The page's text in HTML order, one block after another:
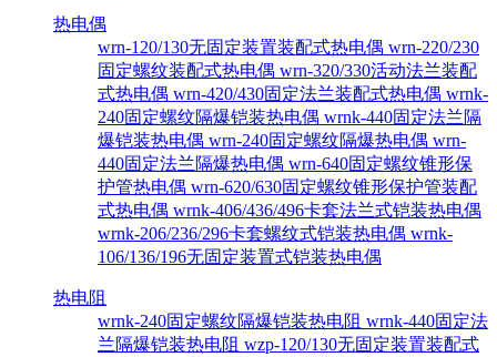
热电偶
wrn-120/130无固定装置装配式热电偶 wrn-220/230
固定螺纹装配式热电偶 wrn-320/330活动法兰装配
式热电偶 wrn-420/430固定法兰装配式热电偶 wrnk-
240固定螺纹隔爆铠装热电偶 wrnk-440固定法兰隔
爆铠装热电偶 wrn-240固定螺纹隔爆热电偶 wrn-
440固定法兰隔爆热电偶 wrn-640固定螺纹锥形保
护管热电偶 wrn-620/630固定螺纹锥形保护管装配
式热电偶 wrnk-406/436/496卡套法兰式铠装热电偶
wrnk-206/236/296卡套螺纹式铠装热电偶 wrnk-
106/136/196无固定装置式铠装热电偶
热电阻
wrnk-240固定螺纹隔爆铠装热电阻 wrnk-440固定法
兰隔爆铠装热电阻 wzp-120/130无固定装置装配式